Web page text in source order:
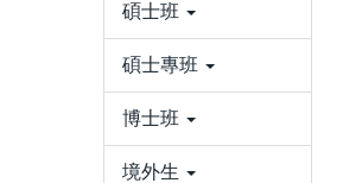
碩士班
碩士專班
博士班
境外生